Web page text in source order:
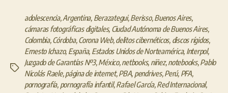
Etiquetas
adolescencia,Argentina, Berazategui,Berisso,Buenos Aires,
cámaras fotográficas digitales, Ciudad Autónoma de Buenos Aires,
Colombia,Córdoba,Corona Web,delitos cibernéticos, discos rígidos,
Ernesto Ichazo, España, Estados Unidos de Norteamérica, Interpol,
Juzgado de Garantías Nº3,México,netbooks, niñez,notebooks,Pablo
Nicolás Raele,página de internet,PBA, pendrives,Perú, PFA,
pornografía, pornografía infantil,Rafael García,Red Internacional,